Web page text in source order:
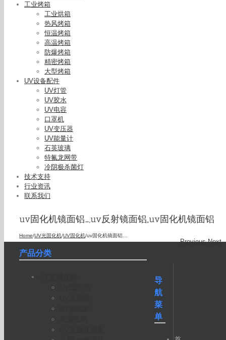
工业烤箱
工业烘箱
热风烤箱
恒温烤箱
高温烤箱
防爆烤箱
精密烤箱
大型烤箱
UV设备配件
UV灯管
UV胶水
UV电容
口罩机
UV变压器
UV能量计
石英玻璃
特氟龙网带
冷阴极杀菌灯
技术支持
行业资讯
联系我们
uv固化机镜面铝_,uv反射镜面铝,,uv固化机镜面铝
Home/UV光固化机/UV固化机/uv固化机镜面铝_,uv反射镜面铝,,uv固化机镜面铝
Previous Next
产品分类
导
航
菜
单